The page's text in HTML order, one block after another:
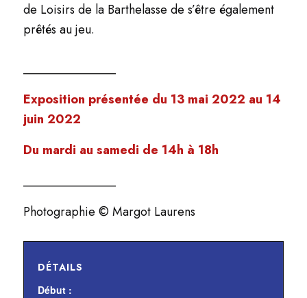
de Loisirs de la Barthelasse de s’être également
prêtés au jeu.
_______________
Exposition présentée du 13 mai 2022 au 14
juin 2022
Du mardi au samedi de 14h à 18h
_______________
Photographie © Margot Laurens
DÉTAILS
Début :